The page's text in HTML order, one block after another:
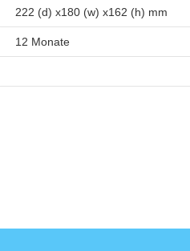
222 (d) x180 (w) x162 (h) mm
12 Monate